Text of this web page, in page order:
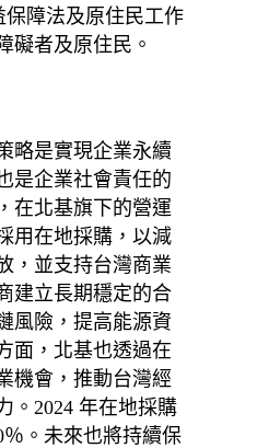
保障法及原住民工作
礙者及原住民。
略是實現企業永續
是企業社會責任的
在北基旗下的營運
用在地採購，以減
，並支持台灣商業
建立長期穩定的合
風險，提高能源資
面，北基也透過在
機會，推動台灣經
。2024 年在地採購
。未來也將持續保